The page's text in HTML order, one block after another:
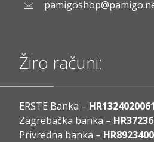
Žiro računi:
ERSTE Banka –
Zagrebačka banka –
Privredna banka –